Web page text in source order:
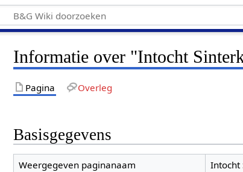
Informatie over "Intocht
Pagina Overleg
Basisgegevens
Weergegeven paginanaam
Intocht